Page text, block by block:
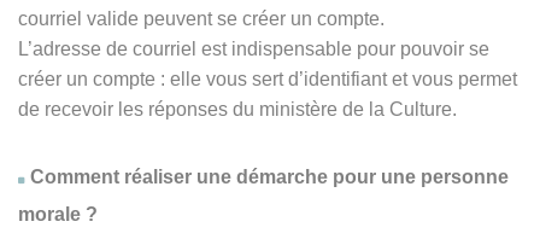
courriel valide peuvent se créer un compte.
L’adresse de courriel est indispensable pour pouvoir se
créer un compte : elle vous sert d’identifiant et vous permet
de recevoir les réponses du ministère de la Culture.
Comment réaliser une démarche pour une personne
morale ?